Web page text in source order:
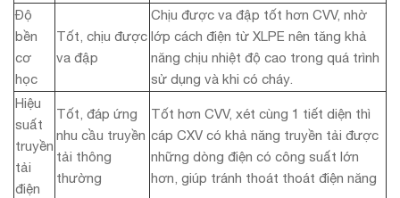
Độ
bền
cơ
học
Tốt, chịu được
va đập
Chịu được va đập tốt hơn CVV, nhờ
lớp cách điện từ XLPE nên tăng khả
năng chịu nhiệt độ cao trong quá trình
sử dụng và khi có cháy.
Hiệu
suất
truyền
tải
điện
Tốt, đáp ứng
nhu cầu truyền
tải thông
thường
Tốt hơn CVV, xét cùng 1 tiết diện thì
cáp CXV có khả năng truyền tải được
những dòng điện có công suất lớn
hơn, giúp tránh thoát thoát điện năng